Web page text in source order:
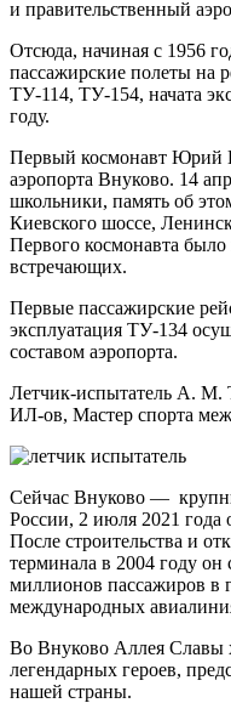
и правительственный
Отсюда, начиная с 1956
пассажирские полеты на
ТУ-114, ТУ-154, начата
году.
Первый космонавт Юрий
аэропорта Внуково. 14
школьники, память об
Киевского шоссе,
Первого космонавта было
встречающих.
Первые пассажирские
эксплуатация ТУ-134
составом аэропорта.
Летчик-испытатель А. М.
ИЛ-ов, Мастер спорта
Сейчас Внуково —
России, 2 июля 2021 года
После строительства и
терминала в 2004 году
миллионов пассажиров в
международных
Во Внуково Аллея Славы
легендарных героев,
нашей страны.